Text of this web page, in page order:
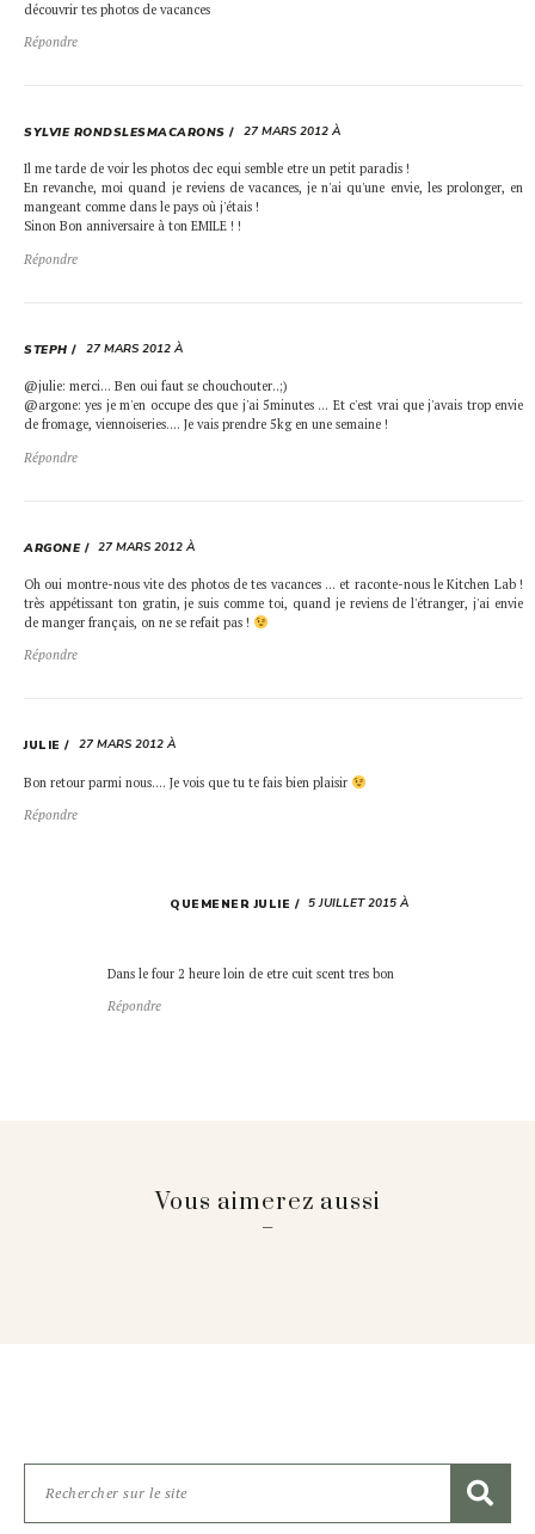
découvrir tes photos de vacances
Répondre
SYLVIE RONDSLESMACARONS 27 MARS 2012 À
Il me tarde de voir les photos dec equi semble etre un petit paradis !
En revanche, moi quand je reviens de vacances, je n'ai qu'une envie, les prolonger, en
mangeant comme dans le pays où j'étais !
Sinon Bon anniversaire à ton EMILE ! !
Répondre
STEPH 27 MARS 2012 À
@julie: merci… Ben oui faut se chouchouter..;)
@argone: yes je m'en occupe des que j'ai 5minutes … Et c'est vrai que j'avais trop envie
de fromage, viennoiseries…. Je vais prendre 5kg en une semaine !
Répondre
ARGONE 27 MARS 2012 À
Oh oui montre-nous vite des photos de tes vacances … et raconte-nous le Kitchen Lab !
très appétissant ton gratin, je suis comme toi, quand je reviens de l'étranger, j'ai envie
de manger français, on ne se refait pas !
Répondre
JULIE 27 MARS 2012 À
Bon retour parmi nous…. Je vois que tu te fais bien plaisir
Répondre
QUEMENER JULIE 5 JUILLET 2015 À
Dans le four 2 heure loin de etre cuit scent tres bon
Répondre
Vous aimerez aussi